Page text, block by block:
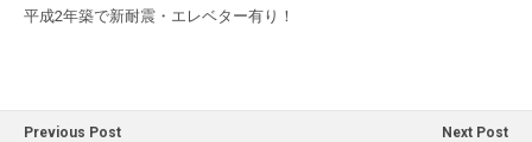
平成2年築で新耐震・エレベター有り！
Previous Post
Next Post